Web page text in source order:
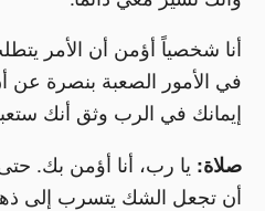
أنا شخصياً أؤمن أن الأمر
في الأمور الصعبة بنصرة عن
إيمانك في الرب وثق أنك
صلاة: يا رب، أنا أؤمن بك.
أن تجعل الشك يتسرب إلى